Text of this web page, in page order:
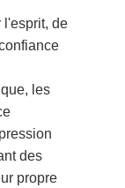
l'esprit, de
les
des
propre